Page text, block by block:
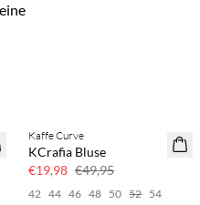
SAVE20
Kaffe Curve
KCrafia Bluse
€19,98 €49,95
42 44 46 48 50 52 54